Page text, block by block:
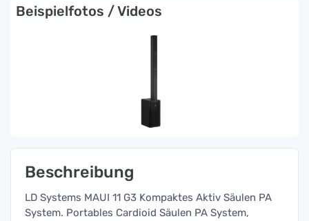
Beispielfotos / Videos
Beschreibung
LD Systems MAUI 11 G3 Kompaktes Aktiv Säulen PA
System. Portables Cardioid Säulen PA System,